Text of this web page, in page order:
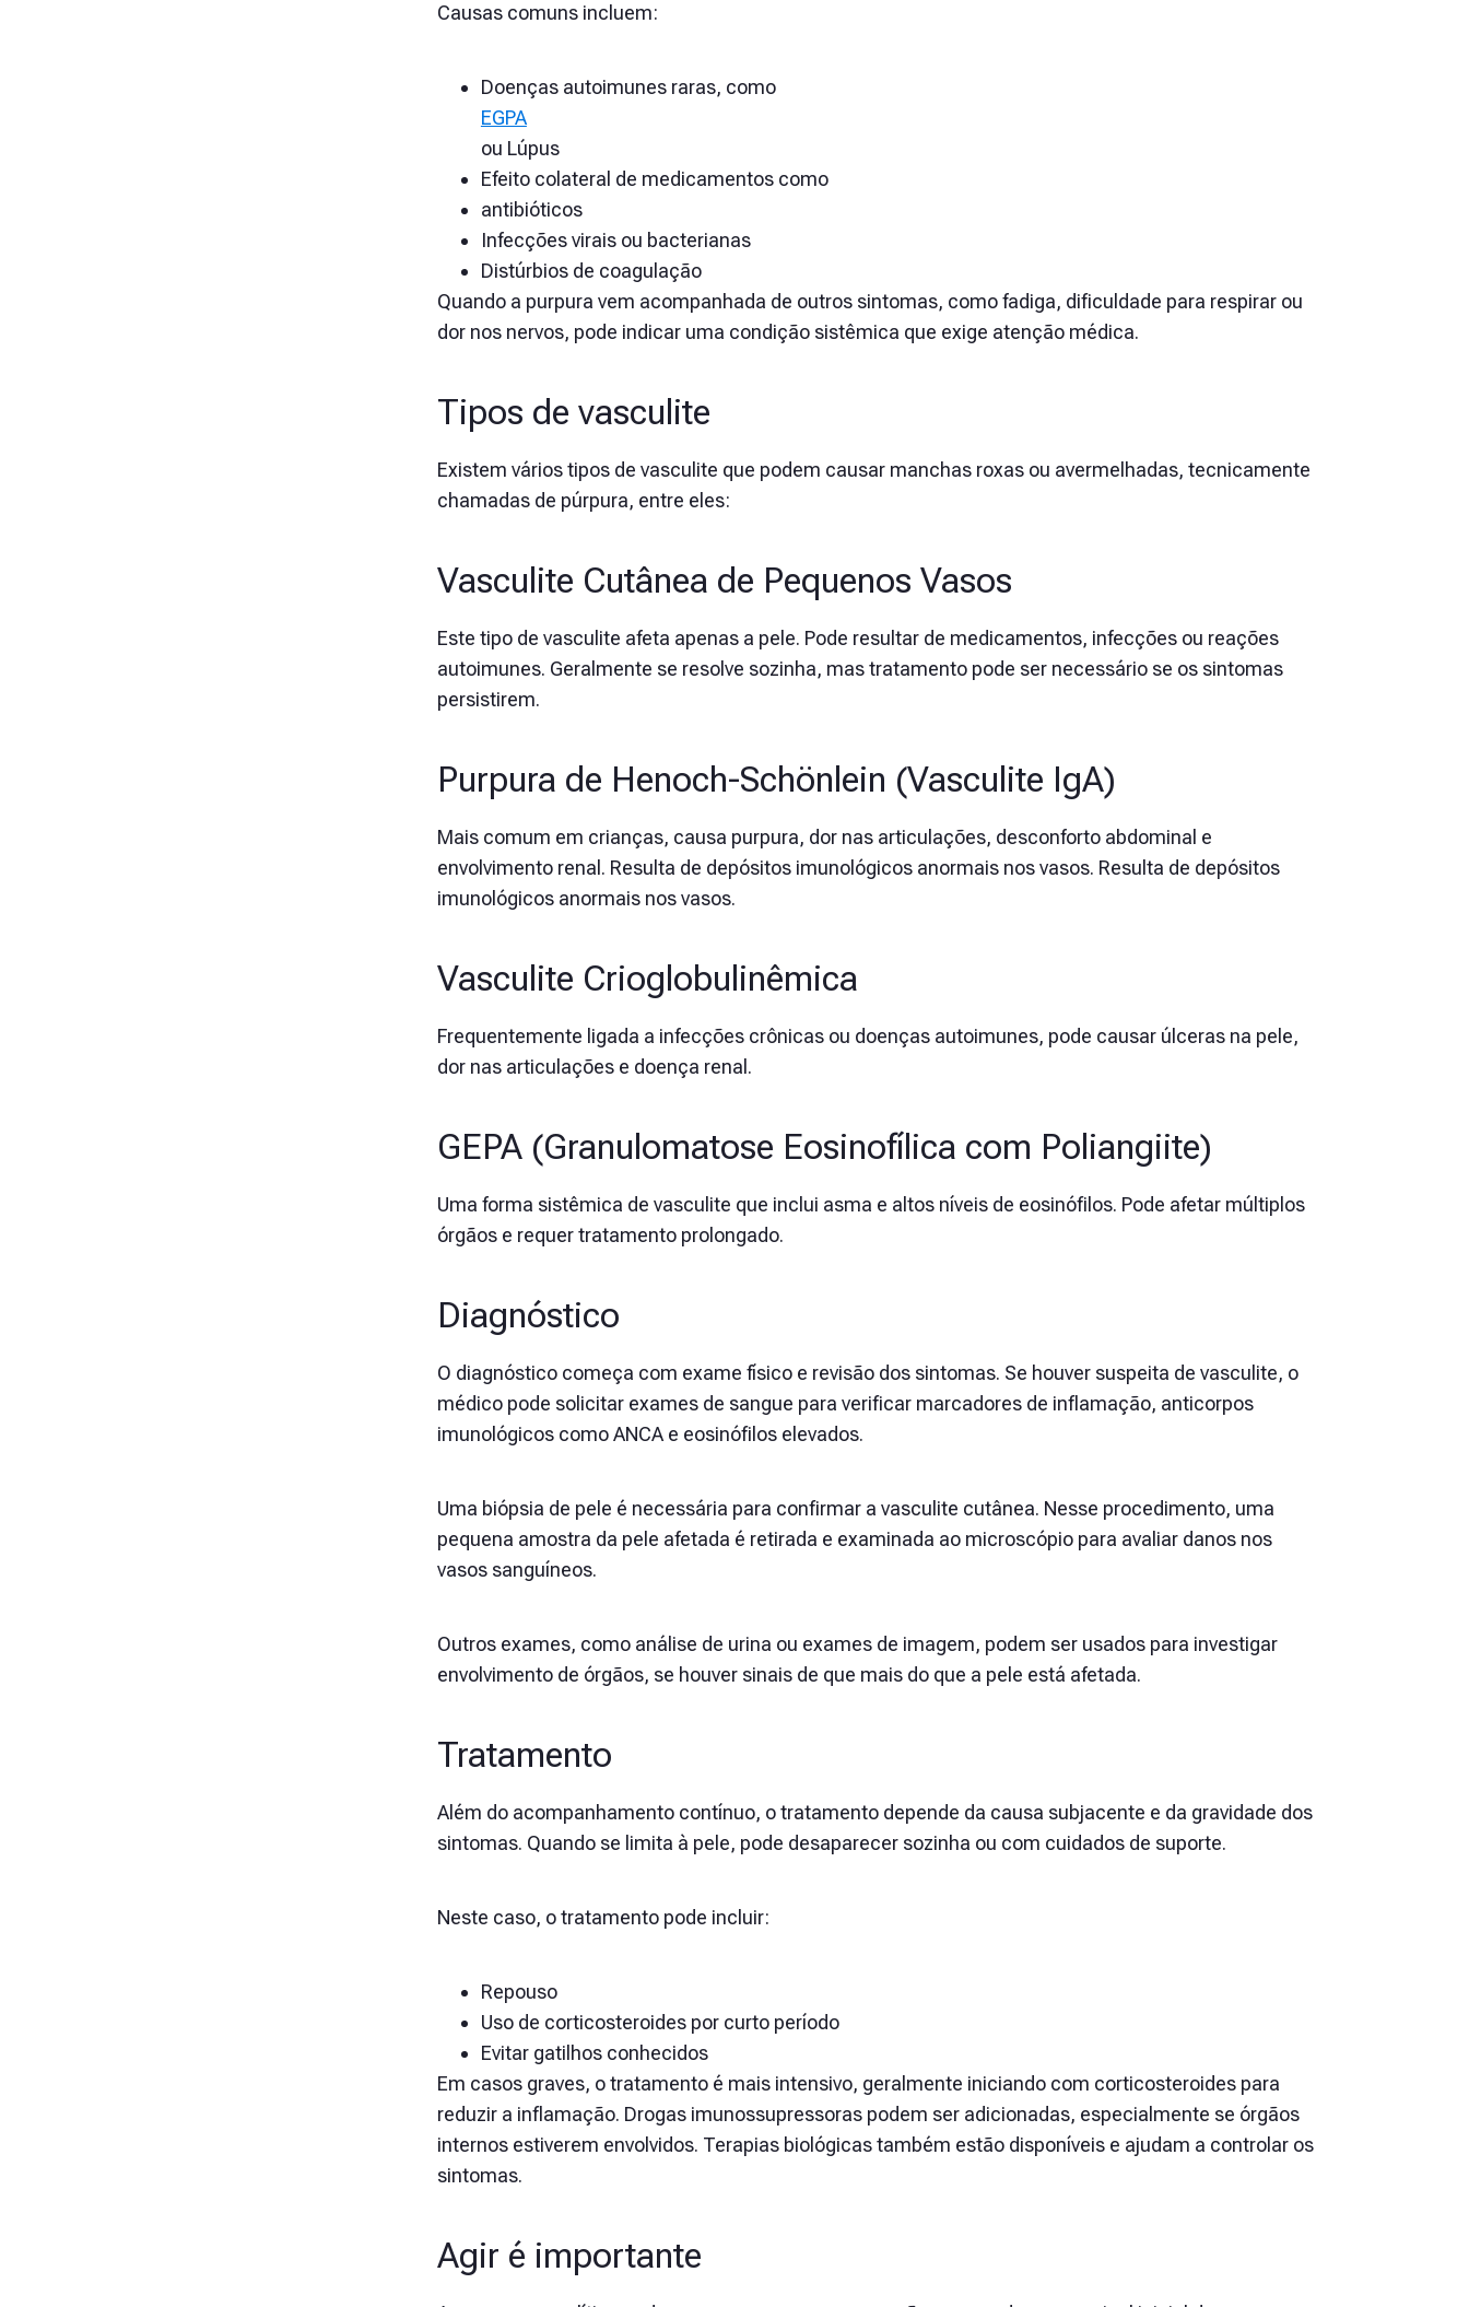
Causas comuns incluem:
Doenças autoimunes raras, como
EGPA
ou Lúpus
Efeito colateral de medicamentos como
antibióticos
Infecções virais ou bacterianas
Distúrbios de coagulação
Quando a purpura vem acompanhada de outros sintomas, como fadiga, dificuldade para respirar ou
dor nos nervos, pode indicar uma condição sistêmica que exige atenção médica.
Tipos de vasculite
Existem vários tipos de vasculite que podem causar manchas roxas ou avermelhadas, tecnicamente
chamadas de púrpura, entre eles:
Vasculite Cutânea de Pequenos Vasos
Este tipo de vasculite afeta apenas a pele. Pode resultar de medicamentos, infecções ou reações
autoimunes. Geralmente se resolve sozinha, mas tratamento pode ser necessário se os sintomas
persistirem.
Purpura de Henoch-Schönlein (Vasculite IgA)
Mais comum em crianças, causa purpura, dor nas articulações, desconforto abdominal e
envolvimento renal. Resulta de depósitos imunológicos anormais nos vasos. Resulta de depósitos
imunológicos anormais nos vasos.
Vasculite Crioglobulinêmica
Frequentemente ligada a infecções crônicas ou doenças autoimunes, pode causar úlceras na pele,
dor nas articulações e doença renal.
GEPA (Granulomatose Eosinofílica com Poliangiite)
Uma forma sistêmica de vasculite que inclui asma e altos níveis de eosinófilos. Pode afetar múltiplos
órgãos e requer tratamento prolongado.
Diagnóstico
O diagnóstico começa com exame físico e revisão dos sintomas. Se houver suspeita de vasculite, o
médico pode solicitar exames de sangue para verificar marcadores de inflamação, anticorpos
imunológicos como ANCA e eosinófilos elevados.
Uma biópsia de pele é necessária para confirmar a vasculite cutânea. Nesse procedimento, uma
pequena amostra da pele afetada é retirada e examinada ao microscópio para avaliar danos nos
vasos sanguíneos.
Outros exames, como análise de urina ou exames de imagem, podem ser usados para investigar
envolvimento de órgãos, se houver sinais de que mais do que a pele está afetada.
Tratamento
Além do acompanhamento contínuo, o tratamento depende da causa subjacente e da gravidade dos
sintomas. Quando se limita à pele, pode desaparecer sozinha ou com cuidados de suporte.
Neste caso, o tratamento pode incluir:
Repouso
Uso de corticosteroides por curto período
Evitar gatilhos conhecidos
Em casos graves, o tratamento é mais intensivo, geralmente iniciando com corticosteroides para
reduzir a inflamação. Drogas imunossupressoras podem ser adicionadas, especialmente se órgãos
internos estiverem envolvidos. Terapias biológicas também estão disponíveis e ajudam a controlar os
sintomas.
Agir é importante